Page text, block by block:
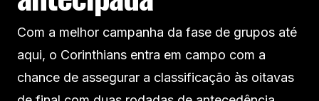
Com a melhor campanha da fase de grupos até
aqui, o Corinthians entra em campo com a
chance de assegurar a classificação às oitavas